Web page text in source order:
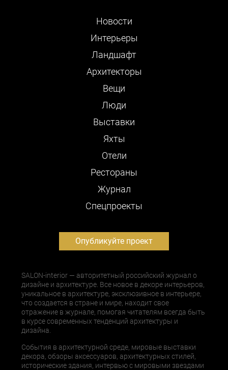
Новости
Интерьеры
Ландшафт
Архитекторы
Вещи
Люди
Выставки
Яхты
Отели
Рестораны
Журнал
Cпецпроекты
Опубликуйте проект
SALON-interior — авторитетный российский журнал о
дизайне и архитектуре. Все новое в декоре интерьеров,
уникальное в архитектуре, эксклюзивное в интерьере,
что создается в стране и мире, находит свое
отражение в журнале, помогая читателям всегда быть
в курсе современных тенденций архитектуры и
дизайна.
События в архитектурной среде, мировые выставки
декора, обзоры аксессуаров, архитектурных стилей,
исторические здания, интервью с мировыми звездами